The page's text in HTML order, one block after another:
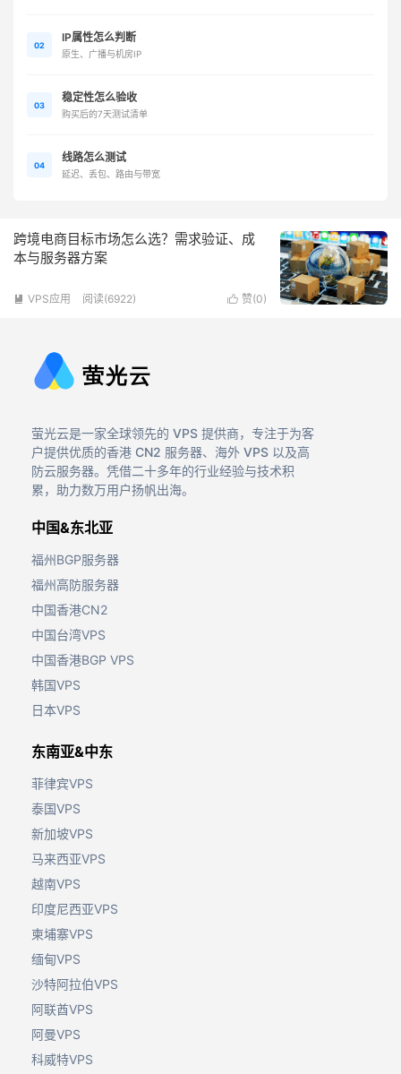
02
IP属性怎么判断
原生、广播与机房IP
03
稳定性怎么验收
购买后的7天测试清单
04
线路怎么测试
延迟、丢包、路由与带宽
跨境电商目标市场怎么选？需求验证、成
本与服务器方案
 赞(0)
 VPS应用 阅读(6922)
萤光云是一家全球领先的 VPS 提供商，专注于为客
户提供优质的香港 CN2 服务器、海外 VPS 以及高
防云服务器。凭借二十多年的行业经验与技术积
累，助力数万用户扬帆出海。
中国&东北亚
福州BGP服务器
福州高防服务器
中国香港CN2
中国台湾VPS
中国香港BGP VPS
韩国VPS
日本VPS
东南亚&中东
菲律宾VPS
泰国VPS
新加坡VPS
马来西亚VPS
越南VPS
印度尼西亚VPS
柬埔寨VPS
缅甸VPS
沙特阿拉伯VPS
阿联酋VPS
阿曼VPS
科威特VPS